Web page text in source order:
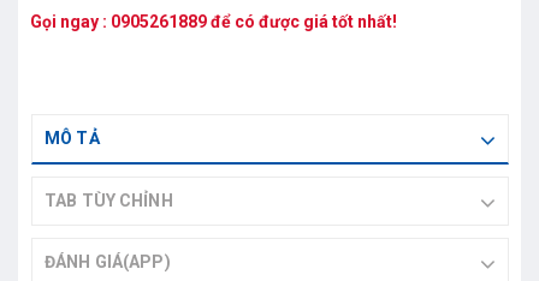
Gọi ngay : 0905261889để có được giá tốt nhất!
MÔ TẢ
TAB TÙY CHỈNH
ĐÁNH GIÁ(APP)